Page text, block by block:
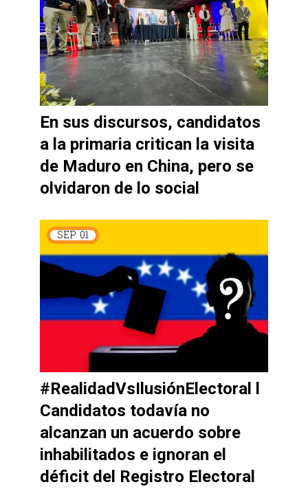
En sus discursos, candidatos
a la primaria critican la visita
de Maduro en China, pero se
olvidaron de lo social
SEP 01
#RealidadVsIlusiónElectoral l
Candidatos todavía no
alcanzan un acuerdo sobre
inhabilitados e ignoran el
déficit del Registro Electoral